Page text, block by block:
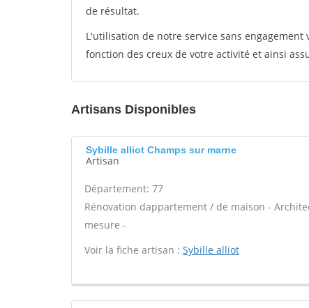
de résultat.
L'utilisation de notre service sans
fonction des creux de votre activité et ainsi
Artisans Disponibles
Sybille alliot Champs sur marne
Artisan
Département: 77
Rénovation dappartement / de maison -
mesure -
Voir la fiche artisan : Sybille alliot